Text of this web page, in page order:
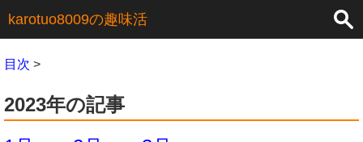
karotuo8009の趣味活 ×
目次 >
2023年の記事